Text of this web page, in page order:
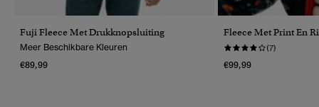
Fuji Fleece Met Drukknopsluiting
Meer Beschikbare Kleuren
€89,99
Fleece Met Print En
(7)
€99,99